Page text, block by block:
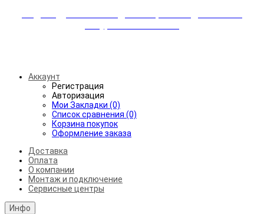
Аккаунт
Регистрация
Авторизация
Мои Закладки (0)
Список сравнения (0)
Корзина покупок
Оформление заказа
Доставка
Оплата
О компании
Монтаж и подключение
Сервисные центры
Инфо